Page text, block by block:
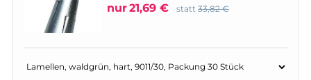
nur21,69 € statt 33,82 €